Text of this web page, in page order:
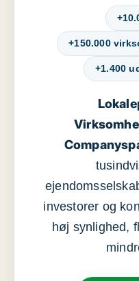
+150.000
+1.400
investorer og
høj synlighed,